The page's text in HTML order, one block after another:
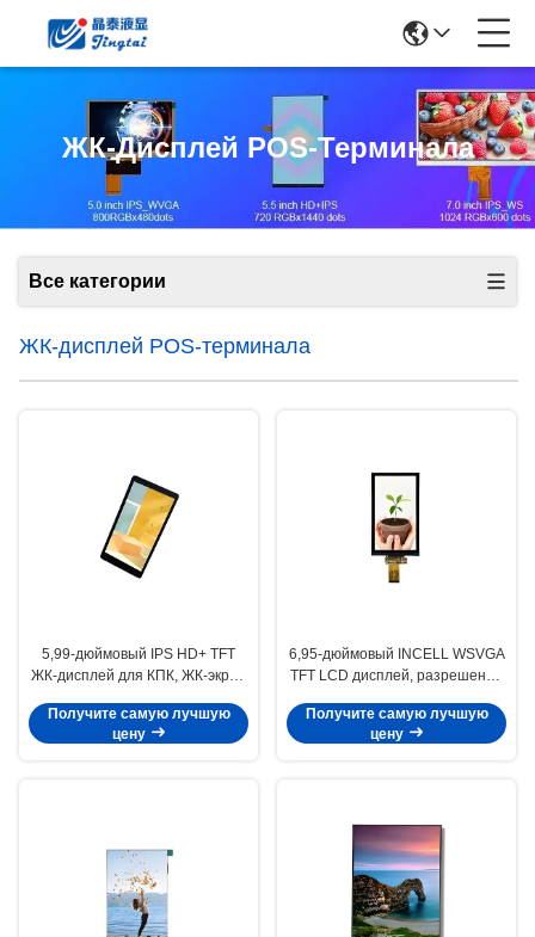
ЖК-Дисплей POS-Терминала
Все категории
ЖК-дисплей POS-терминала
5,99-дюймовый IPS HD+ TFT
ЖК-дисплей для КПК, ЖК-экран
Получите самую лучшую
цену
6,95-дюймовый INCELL WSVGA
TFT LCD дисплей, разрешение
Получите самую лучшую
цену